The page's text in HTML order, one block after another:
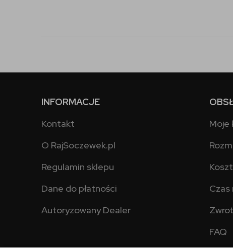
INFORMACJE
Kontakt
O RajSoczewek.pl
Regulamin sklepu
Dane do płatności
Autoryzowany Dealer
Moje
Czas
FAQ